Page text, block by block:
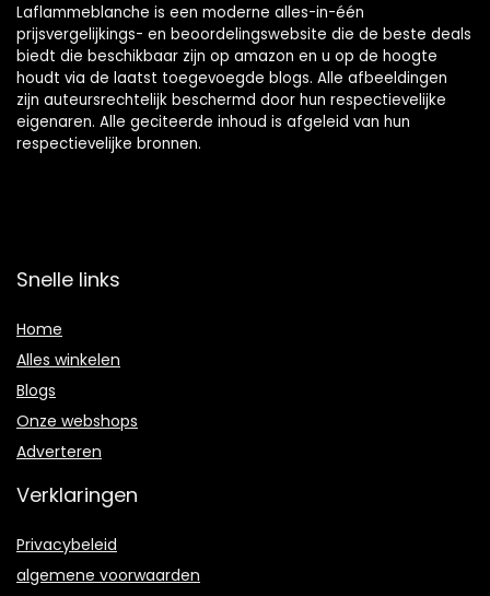
Laflammeblanche is een moderne alles-in-één
prijsvergelijkings- en beoordelingswebsite die de beste deals
biedt die beschikbaar zijn op amazon en u op de hoogte
houdt via de laatst toegevoegde blogs. Alle afbeeldingen
zijn auteursrechtelijk beschermd door hun respectievelijke
eigenaren. Alle geciteerde inhoud is afgeleid van hun
respectievelijke bronnen.
Snelle links
Home
Alles winkelen
Blogs
Onze webshops
Adverteren
Verklaringen
Privacybeleid
algemene voorwaarden